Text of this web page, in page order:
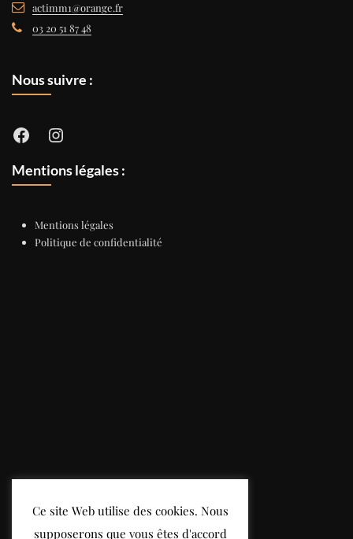
actimm1@orange.fr
03 20 51 87 48
Nous suivre :
FacebookInstagram
Mentions légales :
Mentions légales
Politique de confidentialité
Ce site Web utilise des cookies. Nous
supposerons que vous êtes d'accord